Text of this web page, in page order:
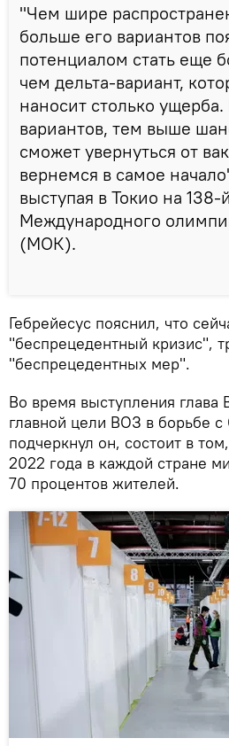
"Чем шире
больше его вариантов
потенциалом стать еще
чем дельта-вариант,
наносит столько
вариантов, тем выше
сможет увернуться от
вернемся в самое
выступая в Токио на 138-
Международного
(МОК).
Гебрейесус пояснил, что
"беспрецедентный кризис",
"беспрецедентных мер".
Во время выступления
главной цели ВОЗ в борьбе с
подчеркнул он, состоит в
2022 года в каждой стране
70 процентов жителей.